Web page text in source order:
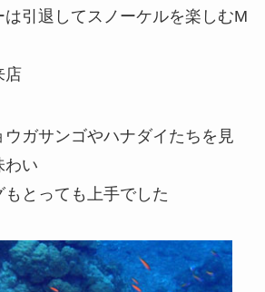
引退してスノーケルを楽しむM
店
ウガサンゴやハナダイたちを見
わい
もとっても上手でした